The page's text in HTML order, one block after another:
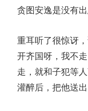
贪图安逸是没有
重耳听了很惊讶
开齐国呀，我不
走，就和子犯等
灌醉后，把他送出